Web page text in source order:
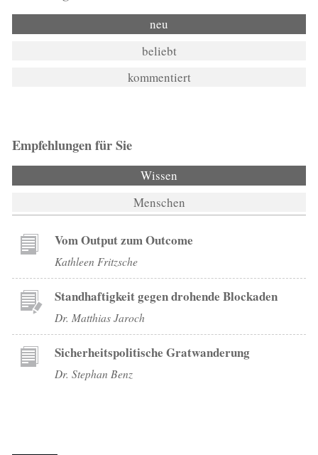
neu
beliebt
kommentiert
Empfehlungen für Sie
Wissen
Menschen
Vom Output zum Outcome
Kathleen Fritzsche
Standhaftigkeit gegen drohende Blockaden
Dr. Matthias Jaroch
Sicherheitspolitische Gratwanderung
Dr. Stephan Benz